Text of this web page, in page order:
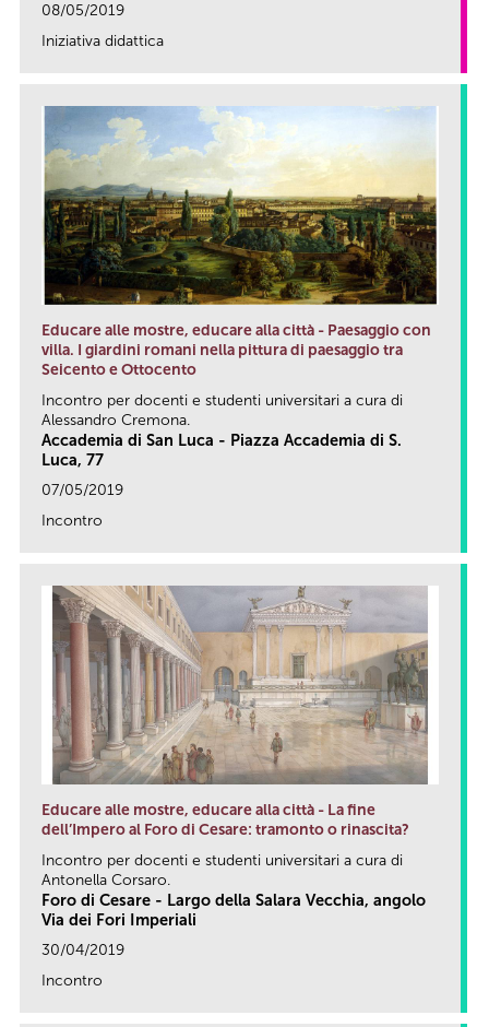
08/05/2019
Iniziativa didattica
Educare alle mostre, educare alla città - Paesaggio con
villa. I giardini romani nella pittura di paesaggio tra
Seicento e Ottocento
Incontro per docenti e studenti universitari a cura di
Alessandro Cremona.
Accademia di San Luca - Piazza Accademia di S.
Luca, 77
07/05/2019
Incontro
Educare alle mostre, educare alla città - La fine
dell’Impero al Foro di Cesare: tramonto o rinascita?
Incontro per docenti e studenti universitari a cura di
Antonella Corsaro.
Foro di Cesare - Largo della Salara Vecchia, angolo
Via dei Fori Imperiali
30/04/2019
Incontro